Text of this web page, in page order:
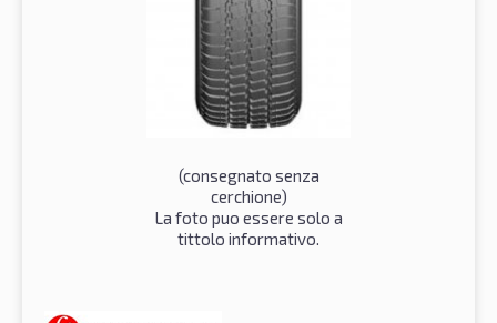
(consegnato senza
cerchione)
La foto puo essere solo a
tittolo informativo.